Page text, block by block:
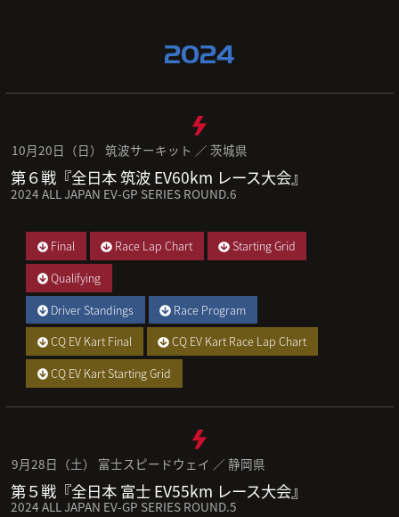
2024
10月20日（日） 筑波サーキット ／ 茨城県
第６戦『全日本 筑波 EV60km レース大会』
2024 ALL JAPAN EV-GP SERIES ROUND.6
Final Race Lap Chart
Starting Grid
Qualifying
Driver Standings
Race Program
CQ EV Kart Final
CQ EV Kart Race Lap Chart
CQ EV Kart Starting Grid
9月28日（土） 富士スピードウェイ ／ 静岡県
第５戦『全日本 富士 EV55km レース大会』
2024 ALL JAPAN EV-GP SERIES ROUND.5